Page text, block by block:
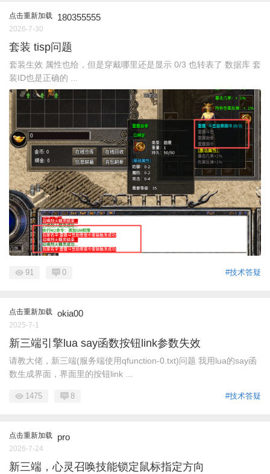
点击重新加载 180355555
2026-7-30
套装 tisp问题
套装生效 属性也给，但是穿戴哪里还是显示 0/3 也转表了 数据库 套
装ID也是正确的 ...
#技术答疑
91 0
点击重新加载 okia00
2025-7-1
新三端引擎lua say函数按钮link参数失效
请教大佬，新三端(服务端使用qfunction-0.txt)问题 我用lua的say函
数生成界面，界面里的按钮link ...
#技术答疑
1475 8
点击重新加载 pro
2026-7-24
新三端，心灵召唤技能锁定鼠标指定方向